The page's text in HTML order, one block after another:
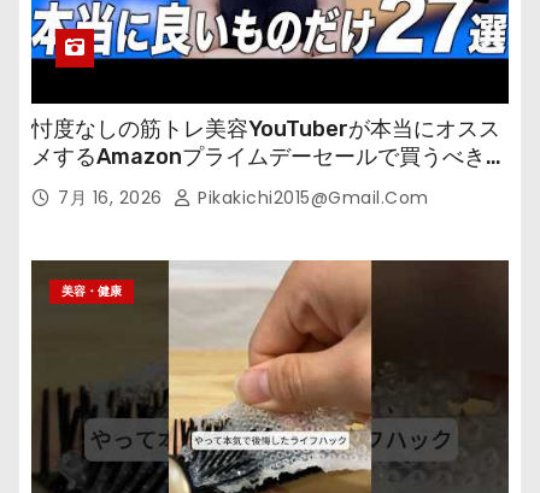
忖度なしの筋トレ美容YouTuberが本当にオスス
メするAmazonプライムデーセールで買うべきも
の 7月 16, 2026 Pikakichi2015@gmail.com
美容・健康